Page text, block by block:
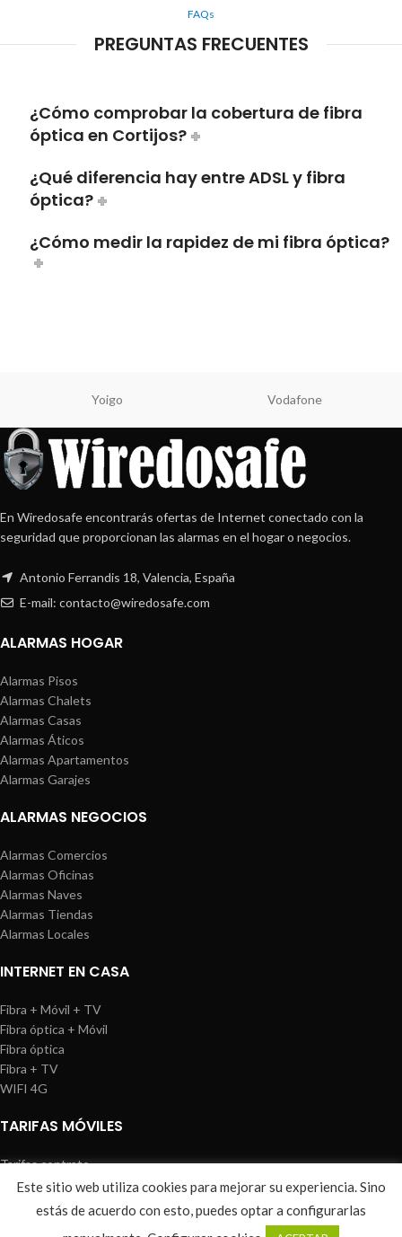
FAQs
PREGUNTAS FRECUENTES
¿Cómo comprobar la cobertura de fibra
óptica en Cortijos?
¿Qué diferencia hay entre ADSL y fibra
óptica?
¿Cómo medir la rapidez de mi fibra óptica?
Yoigo Vodafone
En Wiredosafe encontrarás ofertas de Internet conectado con la
seguridad que proporcionan las alarmas en el hogar o negocios.
Antonio Ferrandis 18, Valencia, España
E-mail: contacto@wiredosafe.com
ALARMAS HOGAR
Alarmas Pisos
Alarmas Chalets
Alarmas Casas
Alarmas Áticos
Alarmas Apartamentos
Alarmas Garajes
ALARMAS NEGOCIOS
Alarmas Comercios
Alarmas Oficinas
Alarmas Naves
Alarmas Tiendas
Alarmas Locales
INTERNET EN CASA
Fibra + Móvil + TV
Fibra óptica + Móvil
Fibra óptica
Fibra + TV
WIFI 4G
TARIFAS MÓVILES
Tarifas contrato
Tarifas prepago
WIREDOSAFE Aviso Legal Política de Cookies |Sitemap
Este sitio web utiliza cookies para mejorar su experiencia. Sino
estás de acuerdo con esto, puedes optar a configurarlas